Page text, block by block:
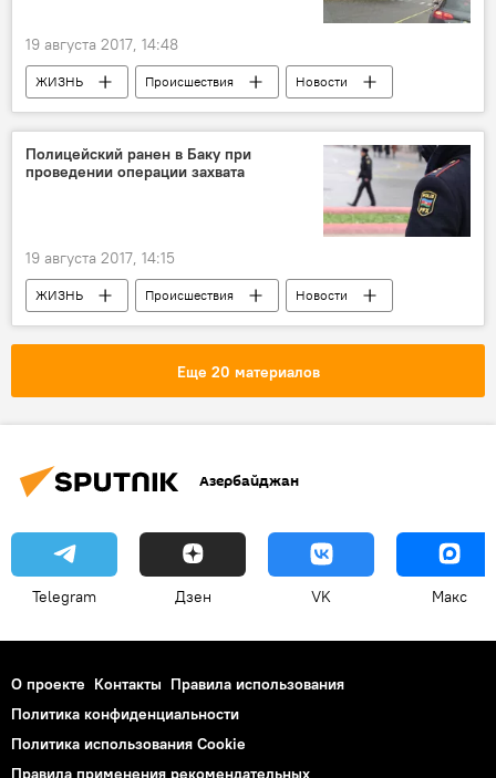
19 августа 2017, 14:48
ЖИЗНЬ Происшествия
Новости
Новости мира
Финляндия
Турку
Полицейский ранен в Баку при
проведении операции захвата
19 августа 2017, 14:15
ЖИЗНЬ Происшествия Новости
Еще 20 материалов
Азербайджан
Telegram Дзен VK Макс
О проекте Контакты Правила использования
Политика конфиденциальности
Политика использования Cookie
Правила применения рекомендательных